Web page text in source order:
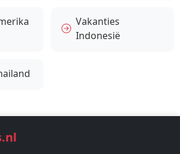
Vakanties
Indonesië